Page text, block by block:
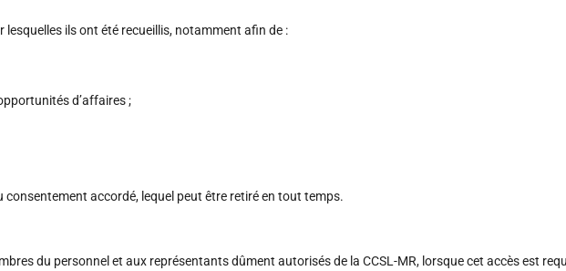
ils ont été recueillis, notamment afin de :
d’affaires ;
accordé, lequel peut être retiré en tout temps.
du personnel et aux représentants dûment autorisés de la CCSL-MR, lorsque cet accès est